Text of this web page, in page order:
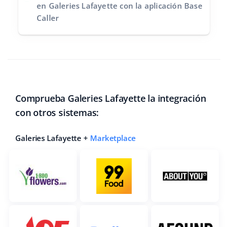
en Galeries Lafayette con la aplicación Base
Caller
Comprueba Galeries Lafayette la integración
con otros sistemas:
Galeries Lafayette + Marketplace